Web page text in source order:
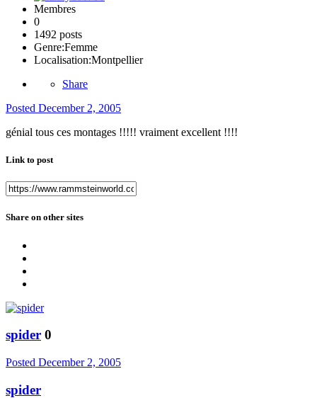
Membres
0
1492 posts
Genre:Femme
Localisation:Montpellier
Share
Posted December 2, 2005
génial tous ces montages !!!!! vraiment excellent !!!!
Link to post
Share on other sites
spider 0
Posted December 2, 2005
spider